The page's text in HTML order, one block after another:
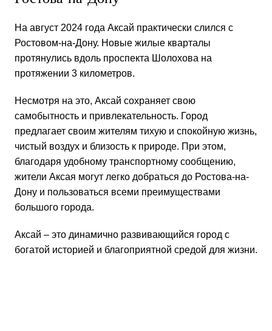
На август 2024 года Аксай практически слился с
Ростовом-на-Дону. Новые жилые кварталы
протянулись вдоль проспекта Шолохова на
протяжении 3 километров.
Несмотря на это, Аксай сохраняет свою
самобытность и привлекательность. Город
предлагает своим жителям тихую и спокойную жизнь,
чистый воздух и близость к природе. При этом,
благодаря удобному транспортному сообщению,
жители Аксая могут легко добраться до Ростова-на-
Дону и пользоваться всеми преимуществами
большого города.
Аксай – это динамично развивающийся город с
богатой историей и благоприятной средой для жизни.